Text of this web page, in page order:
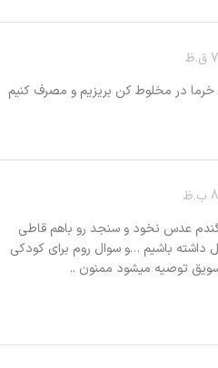
خرما در مخلوط کن بریزیم و مصرف کنیم
عدس نخود و سنجد رو باهم قاطی
باشیم …و سوال روم برای کودکی
توصیه میشود ممنون ..